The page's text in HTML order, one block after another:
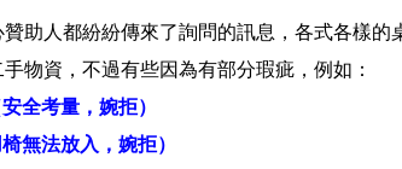
助人都紛紛傳來了詢問的訊息，各式各樣的
物資，不過有些因為有部分瑕疵，例如：
安全考量，婉拒）
椅無法放入，婉拒）